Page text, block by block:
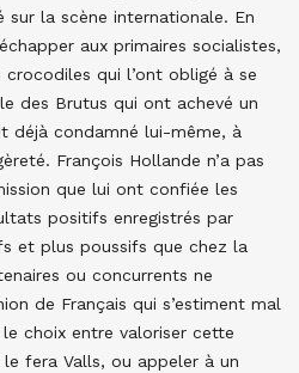
sur la scène internationale. En
aux primaires socialistes,
qui l’ont obligé à se
des Brutus qui ont achevé un
déjà condamné lui-même, à
François Hollande n’a pas
que lui ont confiée les
positifs enregistrés par
et plus poussifs que chez la
ou concurrents ne
de Français qui s’estiment mal
choix entre valoriser cette
fera Valls, ou appeler à un